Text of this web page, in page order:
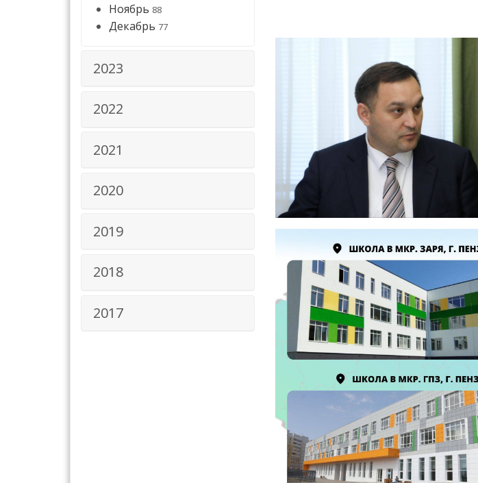
Ноябрь 88
Декабрь 77
2023
2022
2021
2020
2019
2018
2017